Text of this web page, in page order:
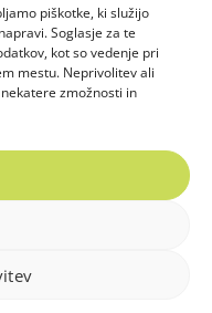
piškotke, ki služijo
Soglasje za te
kot so vedenje pri
mestu. Neprivolitev ali
zmožnosti in